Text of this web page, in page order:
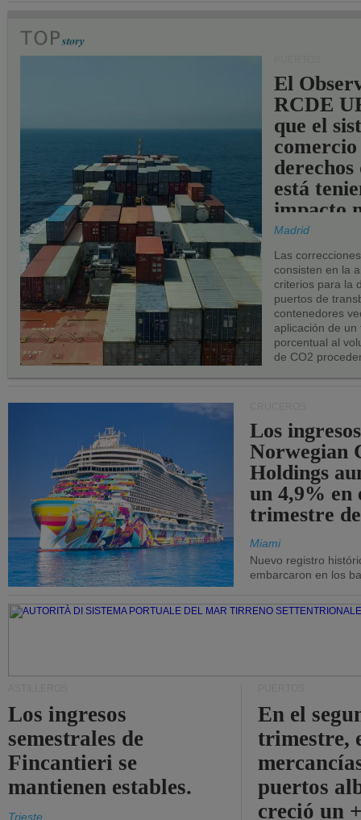
El
RCDE
que el
comercio
derechos
está
impacto
los
UE.
Madrid
Las
consisten en la
criterios para la
puertos de
contenedores
aplicación de
porcentual al
de CO2
Los
Norwegian
Holdings
un 4,9% en
trimestre
Miami
Nuevo registro
embarcaron en los
Los ingresos
semestrales de
Fincantieri se
mantienen estables.
Trieste
En el
trimestre,
puertos
creció un